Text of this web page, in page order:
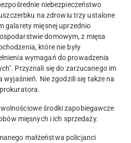
niebezpieczeństwo
na zdrowiu trzy ustalone
galarety mięsnej uprzednio
domowym, z mięsa
które nie były
wymagań do prowadzenia
Przyznali się do zarzucanego im
wyjaśnień. Nie zgodzili się także na
środki zapobiegawcze
mięsnych i ich sprzedaży.
małżeństwa policjanci